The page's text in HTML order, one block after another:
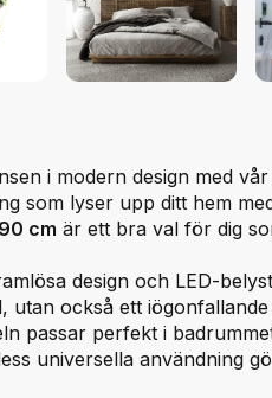
i modern design med vår
som lyser upp ditt hem
cm är ett bra val för dig
design och LED-
utan också ett
passar perfekt i
universella användning